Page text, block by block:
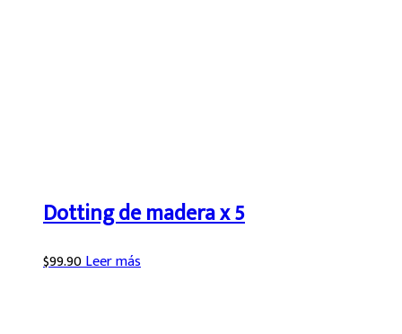
Dotting de madera x 5
$99.90Leer más